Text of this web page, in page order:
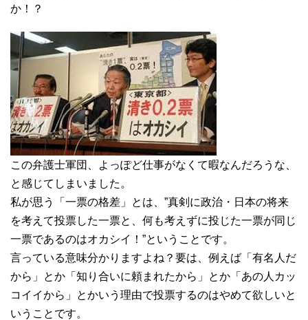
か！？
この弁護士軍団、よっぽど仕事がなくて暇なんだろうな、
と感じてしまいました。
私が思う「一票の格差」とは、”真剣に政治・日本の将来
を考えて投票した一票と、何も考えずに投じた一票が同じ
一票であるのはオカシイ！”ということです。
言っている意味分かりますよね？要は、例えば「有名人だ
から」とか「知り合いに頼まれたから」とか「あの人カッ
コイイから」とかいう理由で投票するのはやめて欲しいと
いうことです。